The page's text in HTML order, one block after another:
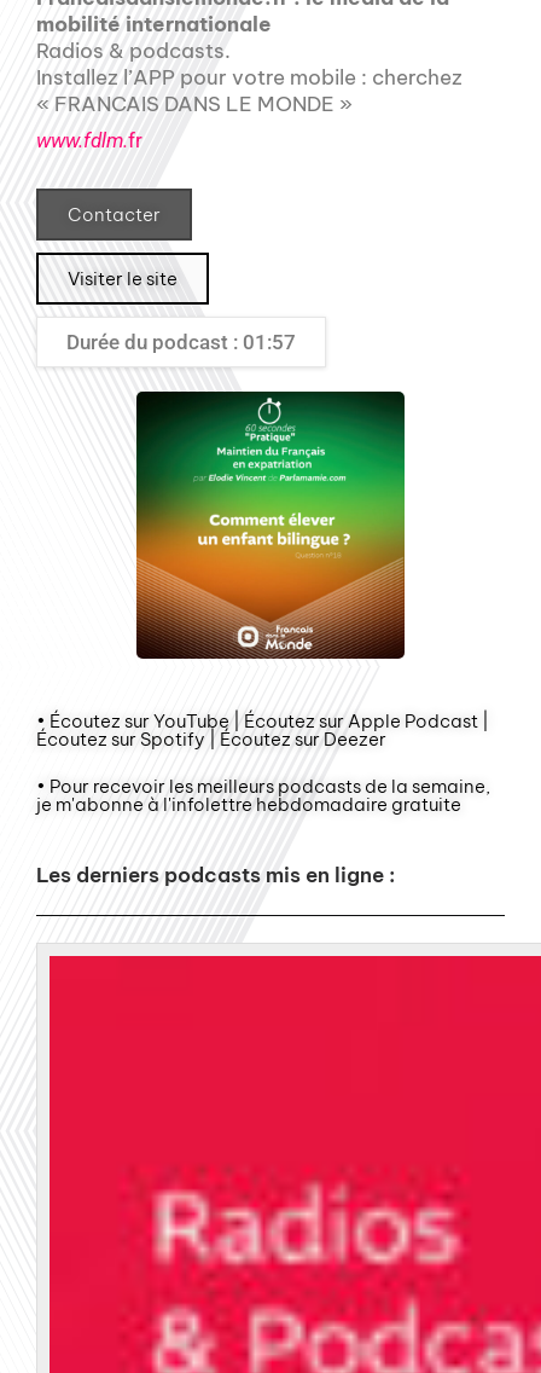
mobilité internationale
Radios & podcasts.
Installez l’APP pour votre mobile : cherchez
« FRANCAIS DANS LE MONDE »
www.fdlm.fr
Contacter
Visiter le site
Durée du podcast : 01:57
• Écoutez sur YouTube | Écoutez sur Apple Podcast |
Écoutez sur Spotify | Écoutez sur Deezer
• Pour recevoir les meilleurs podcasts de la semaine,
je m'abonne à l'infolettre hebdomadaire gratuite
Les derniers podcasts mis en ligne :